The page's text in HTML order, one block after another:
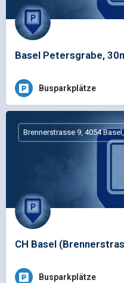
Basel Petersgrabe,
Busparkplätze
CH Basel
Brennerstrasse 9, 4054
Busparkplätze